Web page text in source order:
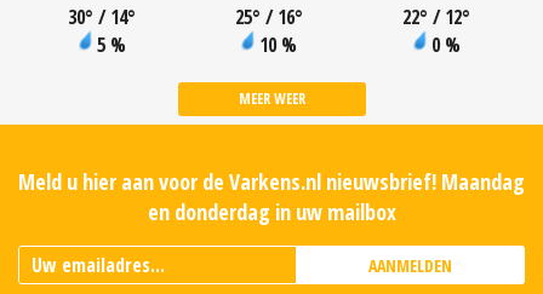
30° / 14°
5 %
25° / 16°
10 %
22° / 12°
0 %
MEER WEER
Meld u hier aan voor de Varkens.nl nieuwsbrief! Maandag
en donderdag in uw mailbox
AANMELDEN